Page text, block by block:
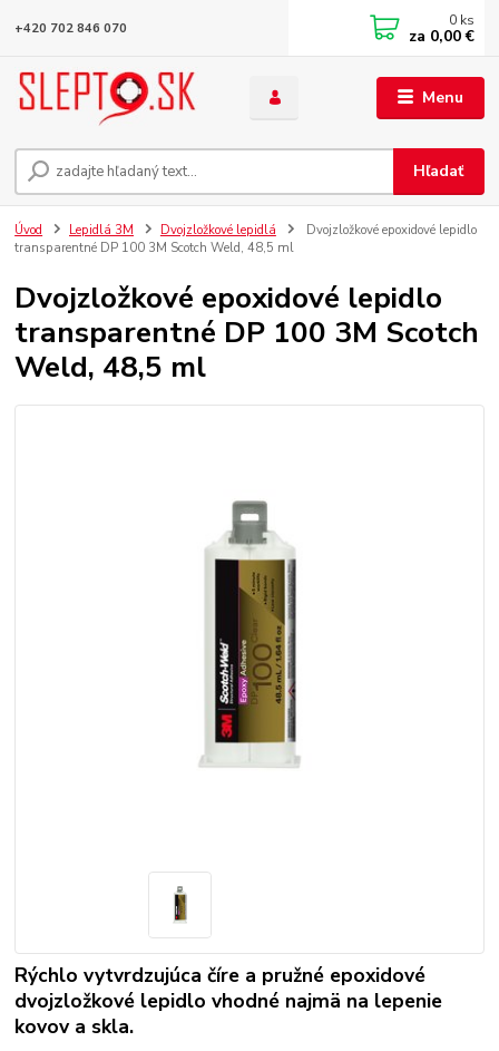
Menu
Hľadať
+420 702 846 070 0 ks
za 0,00 €
Úvod Lepidlá 3M Dvojzložkové lepidlá
Dvojzložkové epoxidové lepidlo
transparentné DP 100 3M Scotch Weld, 48,5 ml
Dvojzložkové epoxidové lepidlo
transparentné DP 100 3M Scotch
Weld, 48,5 ml
Rýchlo vytvrdzujúca číre a pružné epoxidové
dvojzložkové lepidlo vhodné najmä na lepenie
kovov a skla.